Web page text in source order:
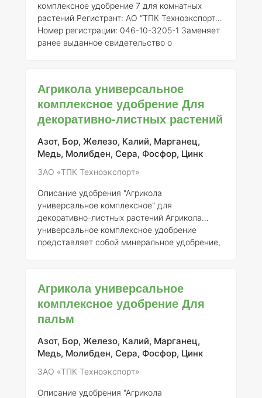
комплексное удобрение 7 для комнатных
растений Регистрант: АО “ТПК Техноэкспорт”
Номер регистрации: 046-10-3205-1 Заменяет
ранее выданное свидетельство о
представляет собой комплексный препарат,
содержащий основные макро- и
микроэлементы, необходимые для
полноценного питания комнатных растений.
Обычно состав включает: - Азот (N) — 7% -
Фосфор (P2O5) — 7% - Калий (K2O) — 7%
Агрикола универсальное
комплексное удобрение Для
декоративно-листных растений
Азот, Бор, Железо, Калий, Марганец,
Медь, Молибден, Сера, Фосфор, Цинк
ЗАО «ТПК Техноэкспорт»
Описание удобрения "Агрикола
универсальное комплексное" для
декоративно-листных растенийАгрикола
универсальное комплексное удобрение
представляет собой минеральное удобрение,
является АО "ТПК Техноэкспорт", с номером
регистрации 046-10-3205-1, полученным
взамен ранее выданного свидетельства о
718. ### Состав элементов Агрикола
содержит основные макро- и микроэлементы,
Агрикола универсальное
комплексное удобрение Для
пальм
Азот, Бор, Железо, Калий, Марганец,
Медь, Молибден, Сера, Фосфор, Цинк
ЗАО «ТПК Техноэкспорт»
Описание удобрения "Агрикола